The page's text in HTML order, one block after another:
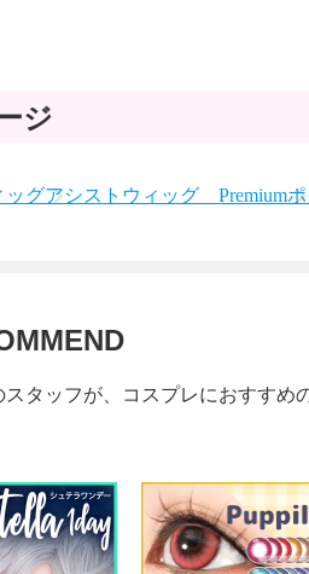
ジ
ッグアシストウィッグ Premium
タッフが、コスプレにおすす